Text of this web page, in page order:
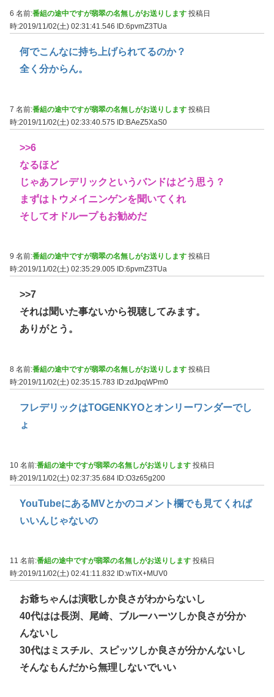
6 名前:番組の途中ですが翡翠の名無しがお送りします 投稿日
時:2019/11/02(土) 02:31:41.546
ID:6pvmZ3TUa
何でこんなに持ち上げられてるのか？
全く分からん。
7 名前:番組の途中ですが翡翠の名無しがお送りします 投稿日
時:2019/11/02(土) 02:33:40.575 ID:BAeZ5XaS0
>>6
なるほど
じゃあフレデリックというバンドはどう思う？
まずはトウメイニンゲンを聞いてくれ
そしてオドループもお勧めだ
9 名前:番組の途中ですが翡翠の名無しがお送りします 投稿日
時:2019/11/02(土) 02:35:29.005
ID:6pvmZ3TUa
>>7
それは聞いた事ないから視聴してみます。
ありがとう。
8 名前:番組の途中ですが翡翠の名無しがお送りします 投稿日
時:2019/11/02(土) 02:35:15.783
ID:zdJpqWPm0
フレデリックはTOGENKYOとオンリーワンダーでし
ょ
10 名前:番組の途中ですが翡翠の名無しがお送りします 投稿日
時:2019/11/02(土) 02:37:35.684 ID:O3z65g200
YouTubeにあるMVとかのコメント欄でも見てくれば
いいんじゃないの
11 名前:番組の途中ですが翡翠の名無しがお送りします 投稿日
時:2019/11/02(土) 02:41:11.832
ID:wTiX+MUV0
お爺ちゃんは演歌しか良さがわからないし
40代はは長渕、尾崎、ブルーハーツしか良さが分か
んないし
30代はミスチル、スピッツしか良さが分かんないし
そんなもんだから無理しないでいい